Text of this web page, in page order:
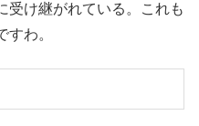
受け継がれている。これも
わ。